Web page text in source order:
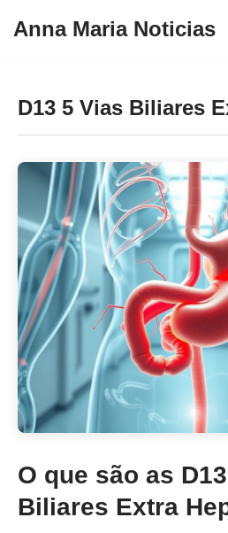
conteúdo
Anna Maria Noticias
D13 5 Vias Biliares
O que são as
Biliares Extra